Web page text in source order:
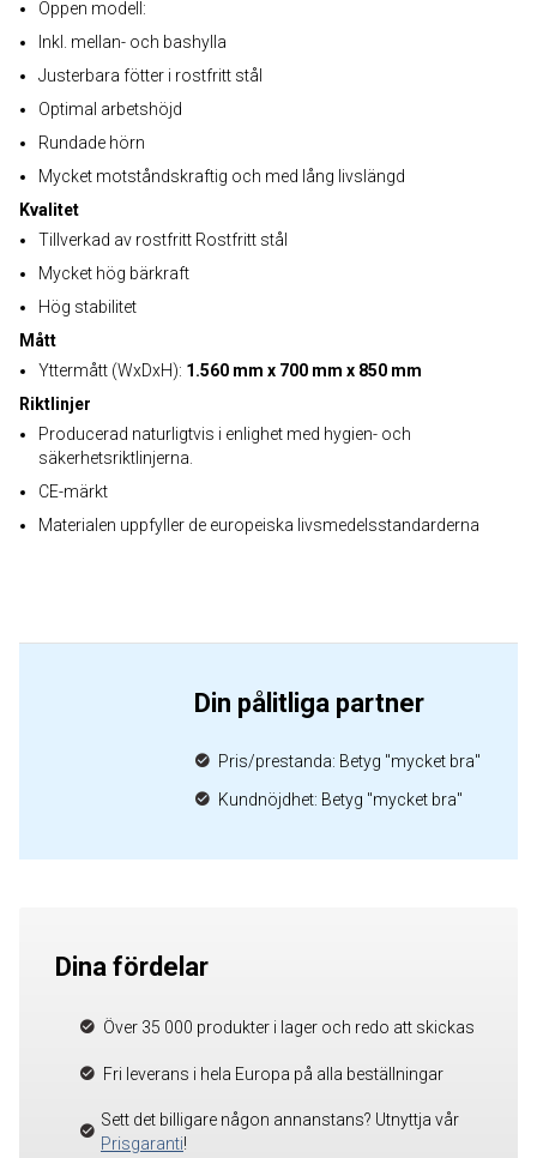
Öppen modell:
Inkl. mellan- och bashylla
Justerbara fötter i rostfritt stål
Optimal arbetshöjd
Rundade hörn
Mycket motståndskraftig och med lång livslängd
Kvalitet
Tillverkad av rostfritt Rostfritt stål
Mycket hög bärkraft
Hög stabilitet
Mått
Yttermått (WxDxH): 1.560 mm x 700 mm x 850 mm
Riktlinjer
Producerad naturligtvis i enlighet med hygien- och
säkerhetsriktlinjerna.
CE-märkt
Materialen uppfyller de europeiska livsmedelsstandarderna
Din pålitliga partner
Pris/prestanda: Betyg "mycket bra"
Kundnöjdhet: Betyg "mycket bra"
Dina fördelar
Över 35 000 produkter i lager och redo att skickas
Fri leverans i hela Europa på alla beställningar
Sett det billigare någon annanstans? Utnyttja vår
Prisgaranti!